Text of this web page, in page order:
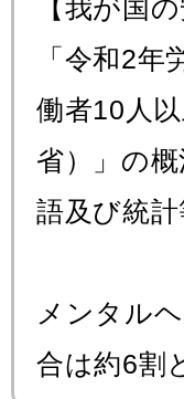
【我が国
「令和2
働者10人
省）」の
語及び統計
メンタル
合は約6割